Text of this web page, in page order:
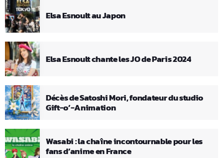
Elsa Esnoult au Japon
Elsa Esnoult chante les JO de Paris 2024
Décès de Satoshi Mori, fondateur du studio
Gift-o’-Animation
Wasabi : la chaîne incontournable pour les
fans d’anime en France